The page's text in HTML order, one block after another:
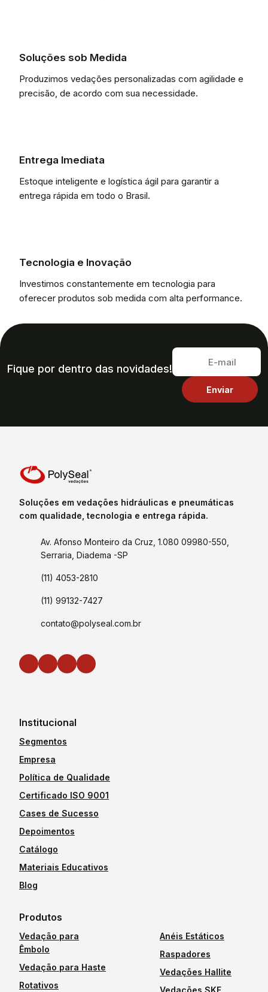
Soluções sob Medida
Produzimos vedações personalizadas com agilidade e
precisão, de acordo com sua necessidade.
Entrega Imediata
Estoque inteligente e logística ágil para garantir a
entrega rápida em todo o Brasil.
Tecnologia e Inovação
Investimos constantemente em tecnologia para
oferecer produtos sob medida com alta performance.
Fique por dentro das novidades!
Soluções em vedações hidráulicas e pneumáticas
com qualidade, tecnologia e entrega rápida.
Av. Afonso Monteiro da Cruz, 1.080 09980-550,
Serraria, Diadema -SP
(11) 4053-2810
(11) 99132-7427
contato@polyseal.com.br
Institucional
Segmentos
Empresa
Política de Qualidade
Certificado ISO 9001
Cases de Sucesso
Depoimentos
Catálogo
Materiais Educativos
Blog
Produtos
Vedação para
Êmbolo
Vedação para Haste
Rotativos
Anéis Estáticos
Raspadores
Vedações Hallite
Vedações SKF